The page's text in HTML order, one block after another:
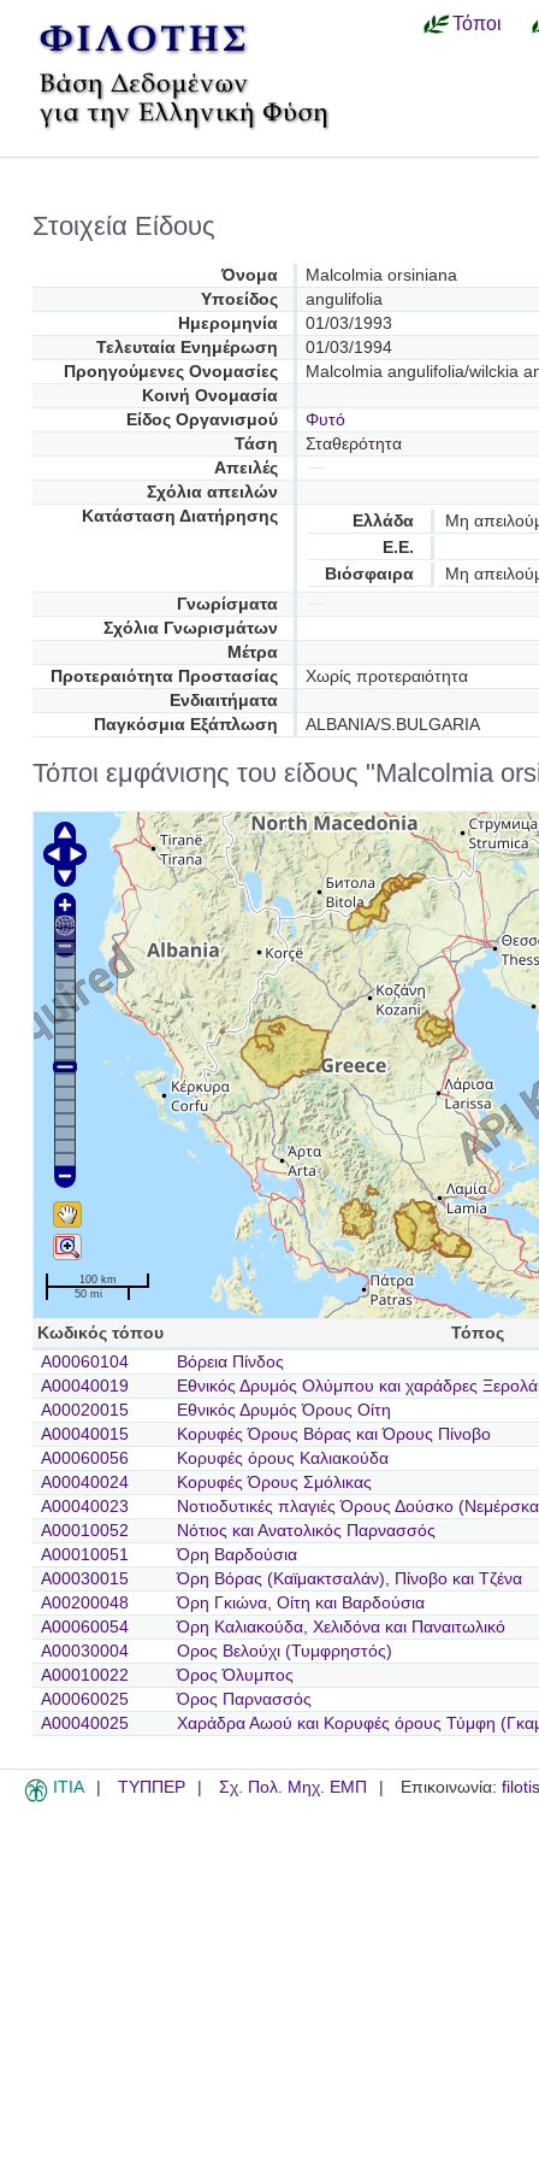
Τόποι
Στοιχεία Είδους
Όνομα
Malcolmia orsiniana
Υποείδος
angulifolia
Ημερομηνία
01/03/1993
Τελευταία Ενημέρωση
01/03/1994
Προηγούμενες Oνομασίες
Malcolmia angulifolia/wilckia
Κοινή Ονομασία
Είδος Οργανισμού
Φυτό
Τάση
Σταθερότητα
Απειλές
Σχόλια απειλών
Κατάσταση Διατήρησης
Ελλάδα
Μη
Ε.Ε.
Βιόσφαιρα
Μη
Γνωρίσματα
Σχόλια Γνωρισμάτων
Μέτρα
Προτεραιότητα Προστασίας
Χωρίς προτεραιότητα
Ενδιαιτήματα
Παγκόσμια Εξάπλωση
ALBANIA/S.BULGARIA
Τόποι εμφάνισης του είδους "Malcolmia
100 km
50 mi
Κωδικός τόπου
Τόπος
A00060104
Βόρεια Πίνδος
A00040019
Εθνικός Δρυμός Ολύμπου και χαράδρες
A00020015
Εθνικός Δρυμός Όρους Οίτη
A00040015
Κορυφές Όρους Βόρας και Όρους Πίνοβο
A00060056
Κορυφές όρους Καλιακούδα
A00040024
Κορυφές Όρους Σμόλικας
A00040023
Νοτιοδυτικές πλαγιές Όρους Δούσκο
A00010052
Νότιος και Ανατολικός Παρνασσός
A00010051
Όρη Βαρδούσια
A00030015
Όρη Βόρας (Καϊμακτσαλάν), Πίνοβο και Τζένα
A00200048
Όρη Γκιώνα, Οίτη και Βαρδούσια
A00060054
Όρη Καλιακούδα, Χελιδόνα και Παναιτωλικό
A00030004
Ορος Βελούχι (Τυμφρηστός)
A00010022
Όρος Όλυμπος
A00060025
Όρος Παρνασσός
A00040025
Χαράδρα Αωού και Κορυφές όρους Τύμφη
ITIA ΤΥΠΠΕΡ Σχ. Πολ. Μηχ. ΕΜΠ Επικοινωνία: